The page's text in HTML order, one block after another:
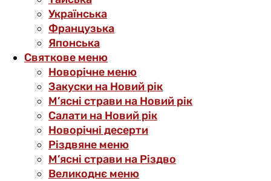
Українська
Французька
Японська
Святкове меню
Новорічне меню
Закуски на Новий рік
М’ясні страви на Новий рік
Салати на Новий рік
Новорічні десерти
Різдвяне меню
М’ясні страви на Різдво
Великоднє меню